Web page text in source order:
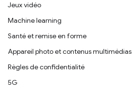
Jeux vidéo
Machine learning
Santé et remise en forme
Appareil photo et contenus multimédias
Règles de confidentialité
5G